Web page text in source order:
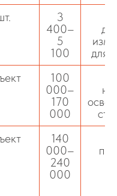
3
400–
5
100
для
100
000–
170
000
140
000–
240
000